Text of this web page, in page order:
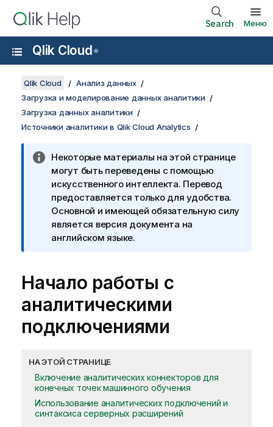
Search Меню
Qlik Cloud ®
Qlik Cloud
Анализ данных
Загрузка и моделирование данных аналитики
Загрузка данных аналитики
Источники аналитики в Qlik Cloud Analytics
Некоторые материалы на этой странице
могут быть переведены с помощью
искусственного интеллекта. Перевод
предоставляется только для удобства.
Основной и имеющей обязательную силу
является версия документа на
английском языке.
Начало работы с
аналитическими
подключениями
НА ЭТОЙ СТРАНИЦЕ
Включение аналитических коннекторов для
конечных точек машинного обучения
Использование аналитических подключений и
синтаксиса серверных расширений